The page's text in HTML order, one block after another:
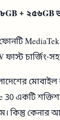
৮GB + ২৫৬GB
MediaTek
ফাস্ট চার্জিং-
30 একটি
কিন্তু কেনার